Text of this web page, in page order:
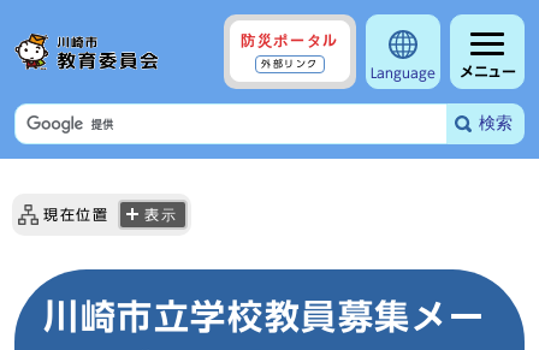
防災ポータル
外部リンク
Language メニュー
検索
現在位置 表示
川崎市立学校教員募集メー